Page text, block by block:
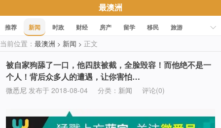
最澳洲
推荐 新闻 时政 财经 房产 留学 移民
旅游
科技
职场 美食 文化
当前位置： 最澳洲 > 新闻 > 正文
被自家狗舔了一口，他四肢被截，全脸毁容！而他绝不是一
个人！背后众多人的遭遇，让你害怕…
微悉尼 发布于 2018-08-04 分类： 新闻 评论(0)